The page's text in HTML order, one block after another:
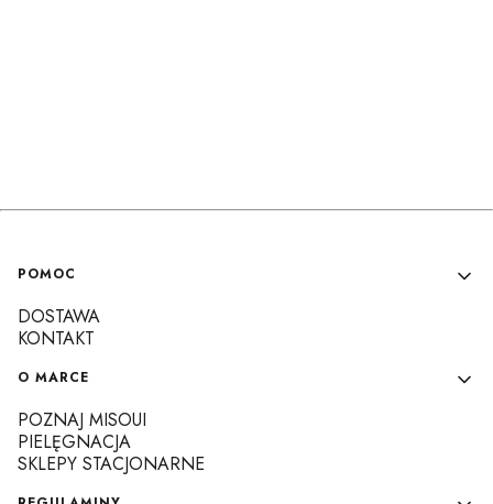
Linki w stopce
POMOC
DOSTAWA
KONTAKT
O MARCE
POZNAJ MISOUI
PIELĘGNACJA
SKLEPY STACJONARNE